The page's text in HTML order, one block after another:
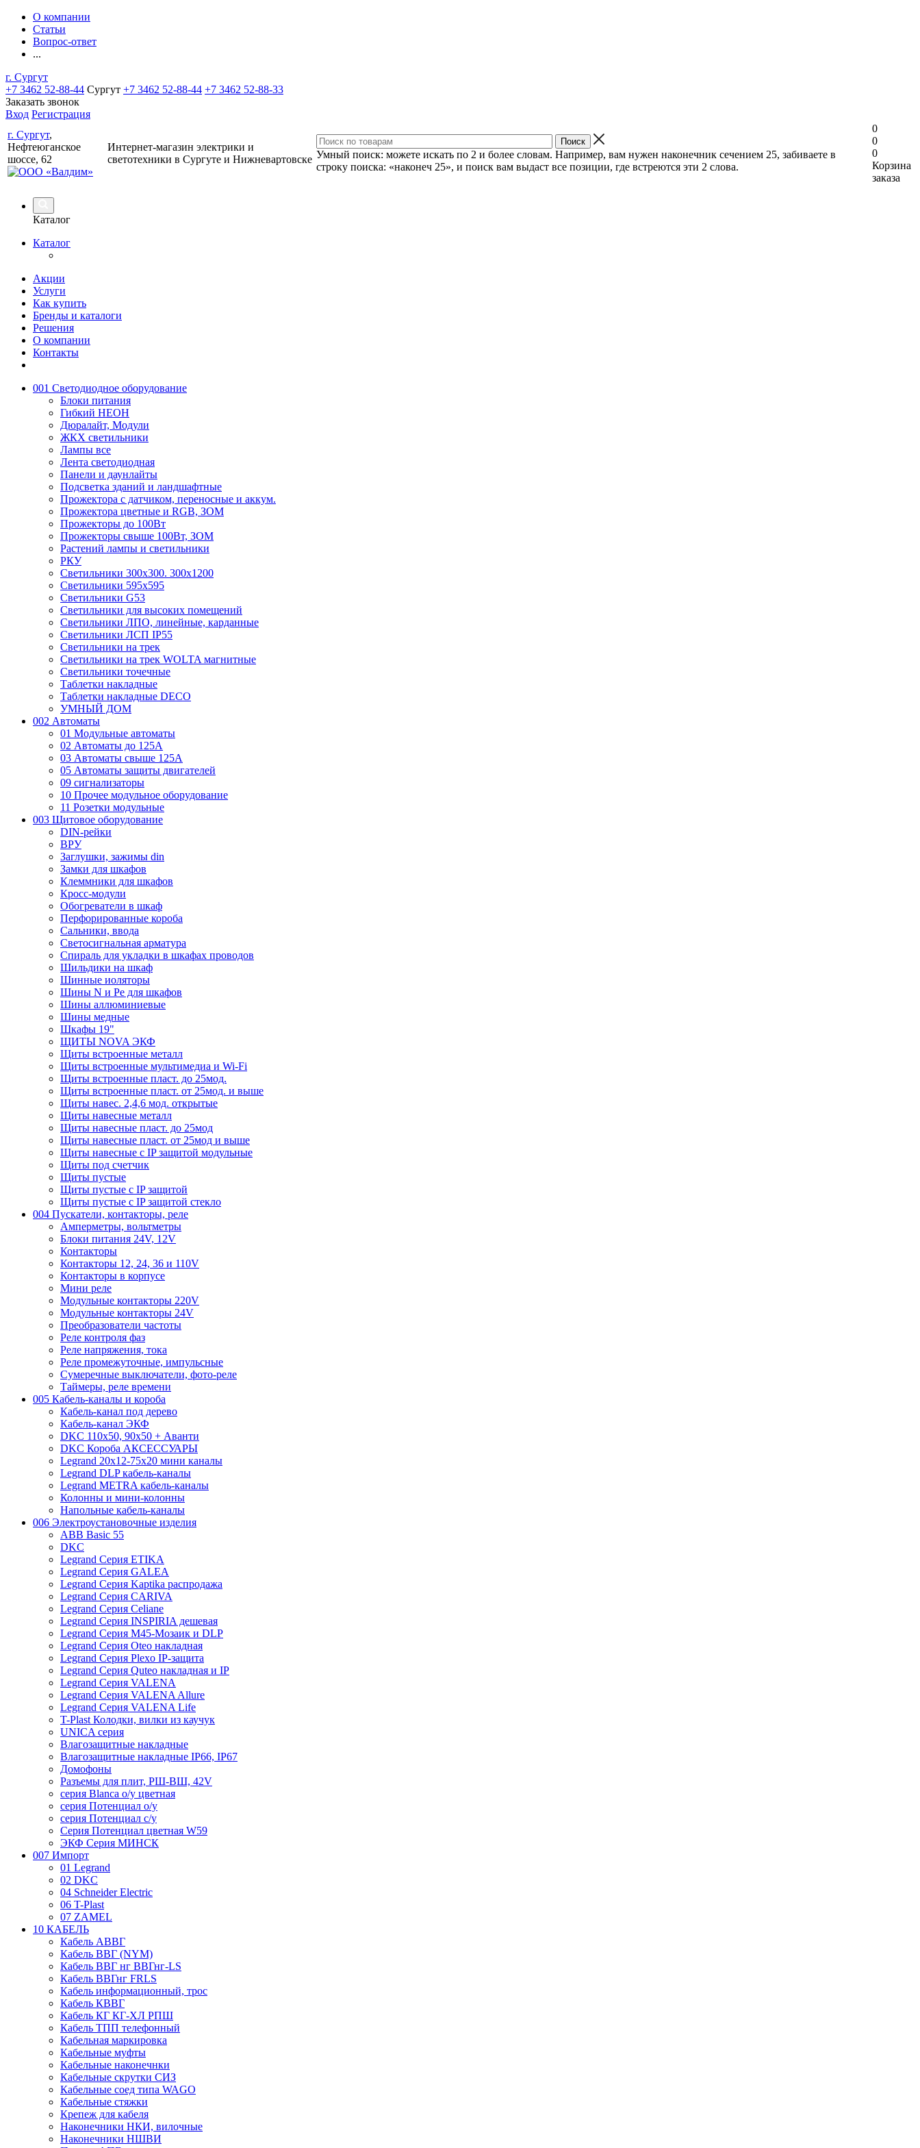
О компании
Статьи
Вопрос-ответ
...
г. Сургут
+7 3462 52-88-44 Сургут +7 3462 52-88-44 +7 3462 52-88-33
Заказать звонок
Вход Регистрация
г. Сургут,
Нефтеюганское
шоссе, 62
Интернет-магазин электрики и
светотехники в Сургуте и Нижневартовске Умный поиск: можете искать по 2 и более словам. Например, вам нужен наконечник сечением 25, забиваете в
строку поиска: «наконеч 25», и поиск вам выдаст все позиции, где встреются эти 2 слова.
0
0
0
Корзина
заказа
Каталог
Каталог
Акции
Услуги
Как купить
Бренды и каталоги
Решения
О компании
Контакты
001 Светодиодное оборудование
Блоки питания
Гибкий НЕОН
Дюралайт, Модули
ЖКХ светильники
Лампы все
Лента светодиодная
Панели и даунлайты
Подсветка зданий и ландшафтные
Прожектора с датчиком, переносные и аккум.
Прожектора цветные и RGB, ЗОМ
Прожекторы до 100Вт
Прожекторы свыше 100Вт, ЗОМ
Растений лампы и светильники
РКУ
Светильники 300х300. 300х1200
Светильники 595х595
Светильники G53
Светильники для высоких помещений
Светильники ЛПО, линейные, карданные
Светильники ЛСП IP55
Светильники на трек
Светильники на трек WOLTA магнитные
Светильники точечные
Таблетки накладные
Таблетки накладные DECO
УМНЫЙ ДОМ
002 Автоматы
01 Модульные автоматы
02 Автоматы до 125А
03 Автоматы свыше 125А
05 Автоматы защиты двигателей
09 сигнализаторы
10 Прочее модульное оборудование
11 Розетки модульные
003 Щитовое оборудование
DIN-рейки
ВРУ
Заглушки, зажимы din
Замки для шкафов
Клеммники для шкафов
Кросс-модули
Обогреватели в шкаф
Перфорированные короба
Сальники, ввода
Светосигнальная арматура
Спираль для укладки в шкафах проводов
Шильдики на шкаф
Шинные иоляторы
Шины N и Pe для шкафов
Шины аллюминиевые
Шины медные
Шкафы 19"
ЩИТЫ NOVA ЭКФ
Щиты встроенные металл
Щиты встроенные мультимедиа и Wi-Fi
Щиты встроенные пласт. до 25мод.
Щиты встроенные пласт. от 25мод. и выше
Щиты навес. 2,4,6 мод. открытые
Щиты навесные металл
Щиты навесные пласт. до 25мод
Щиты навесные пласт. от 25мод и выше
Щиты навесные с IP защитой модульные
Щиты под счетчик
Щиты пустые
Щиты пустые с IP защитой
Щиты пустые с IP защитой стекло
004 Пускатели, контакторы, реле
Амперметры, вольтметры
Блоки питания 24V, 12V
Контакторы
Контакторы 12, 24, 36 и 110V
Контакторы в корпусе
Мини реле
Модульные контакторы 220V
Модульные контакторы 24V
Преобразователи частоты
Реле контроля фаз
Реле напряжения, тока
Реле промежуточные, импульсные
Сумеречные выключатели, фото-реле
Таймеры, реле времени
005 Кабель-каналы и короба
Кабель-канал под дерево
Кабель-канал ЭКФ
DKC 110х50, 90х50 + Аванти
DKC Короба АКСЕССУАРЫ
Legrand 20х12-75х20 мини каналы
Legrand DLP кабель-каналы
Legrand METRA кабель-каналы
Колонны и мини-колонны
Напольные кабель-каналы
006 Электроустановочные изделия
ABB Basic 55
DKC
Legrand Серия ETIKA
Legrand Серия GALEA
Legrand Серия Kaptika распродажа
Legrand Серия CARIVA
Legrand Серия Celiane
Legrand Серия INSPIRIA дешевая
Legrand Серия M45-Мозаик и DLP
Legrand Серия Oteo накладная
Legrand Серия Plexo IP-защита
Legrand Серия Quteo накладная и IP
Legrand Серия VALENA
Legrand Серия VALENA Allure
Legrand Серия VALENA Life
T-Plast Колодки, вилки из каучук
UNICA серия
Влагозащитные накладные
Влагозащитные накладные IP66, IP67
Домофоны
Разъемы для плит, РШ-ВШ, 42V
серия Blanca о/у цветная
серия Потенциал о/у
серия Потенциал с/у
Серия Потенциал цветная W59
ЭКФ Серия МИНСК
007 Импорт
01 Legrand
02 DKC
04 Schneider Electric
06 T-Plast
07 ZAMEL
10 КАБЕЛЬ
Кабель АВВГ
Кабель ВВГ (NYM)
Кабель ВВГ нг ВВГнг-LS
Кабель ВВГнг FRLS
Кабель информационный, трос
Кабель КВВГ
Кабель КГ КГ-ХЛ РПШ
Кабель ТПП телефонный
Кабельная маркировка
Кабельные муфты
Кабельные наконечнки
Кабельные скрутки СИЗ
Кабельные соед типа WAGO
Кабельные стяжки
Крепеж для кабеля
Наконечники НКИ, вилочные
Наконечники НШВИ